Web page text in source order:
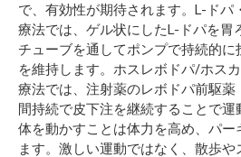
で、有効性が期待されます。L-ドパ
療法では、ゲル状にしたL-ドパを胃
チューブを通してポンプで持続的
を維持します。ホスレボドパ/ホス
療法では、注射薬のレボドパ前駆
間持続で皮下注を継続することで運
体を動かすことは体力を高め、パー
ます。激しい運動ではなく、散歩